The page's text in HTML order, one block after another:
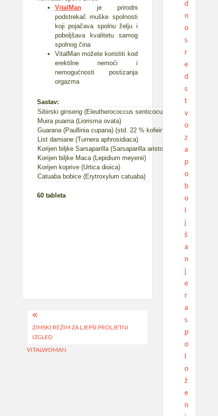
VitalManje prirodni
podstrekač muške spolnosti
koji pojačava spolnu želju i
poboljšava kvalitetu samog
spolnog čina
VitalMan možete koristiti kod
erektilne nemoći i
nemogućnosti postizanja
orgazma
Sastav:
Sibirski ginseng (Eleutherococcus senticocus)
Muira puama (Liorisma ovata)
Guarana (Paullinia cupana) (std. 22 % kofeina)
List damiane (Turnera aphrosidiaca)
Korijen biljke Sarsaparilla (Sarsaparilla aristochiaefolia)
Korijen biljke Maca (Lepidium meyenii)
Korijen koprive (Urtica dioica)
Catuaba bobice (Erytroxylum catuaba)
60 tableta
Navigacija
objava
ZIMSKI REŽIM ZA LJEPŠI PROLJETNI
IZGLED
VITALWOMAN
d
n
o
s
r
e
d
s
t
v
o
z
a
p
o
b
o
l
j
š
a
n
j
e
r
a
s
p
o
l
o
ž
e
n